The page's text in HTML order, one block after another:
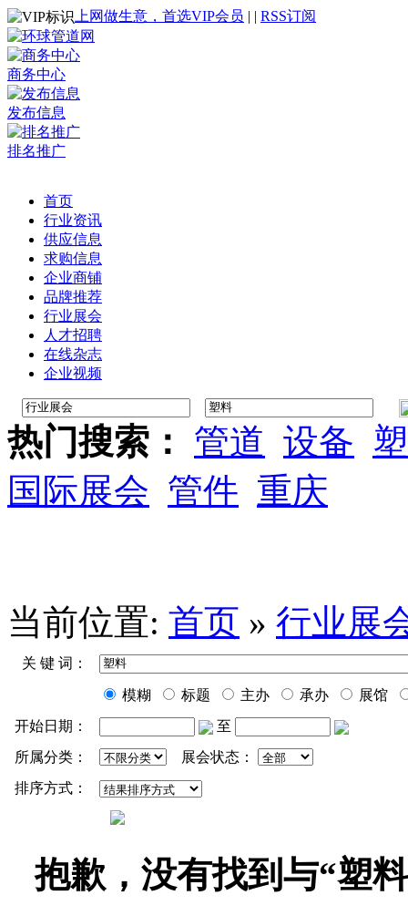
上网做生意，首选VIP会员 | | RSS订阅
商务中心
发布信息
排名推广
首页
行业资讯
供应信息
求购信息
企业商铺
品牌推荐
行业展会
人才招聘
在线杂志
企业视频
热门搜索： 管道 设备
国际展会 管件 重庆
当前位置: 首页 » 行业展
关 键 词：
模糊 标题 主办 承办
展馆
开始日期：
至
所属分类：
展会状态：
排序方式：
抱歉，没有找到与“塑料